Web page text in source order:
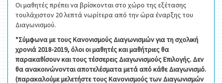
Οι μαθητές πρέπει να βρίσκονται στο χώρο της εξέτασης
τουλάχιστον 20 λεπτά νωρίτερα από την ώρα έναρξης του
Διαγωνισμού.
*Σύμφωνα με τους Κανονισμούς Διαγωνισμών για τη σχολική
χρονιά 2018-2019, όλοι οι μαθητές και μαθήτριες θα
παρακαθίσουν και τους τέσσερεις Διαγωνισμούς Επιλογής. Δεν
θα ανακοινώνονται αποτελέσματα μετά από κάθε Διαγωνισμό.
(παρακαλούμε μελετήστε τους Κανονισμούς των Διαγωνισμών